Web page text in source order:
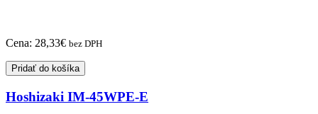
Cena: 28,33€ bez DPH
Pridať do košíka
Hoshizaki IM-45WPE-E